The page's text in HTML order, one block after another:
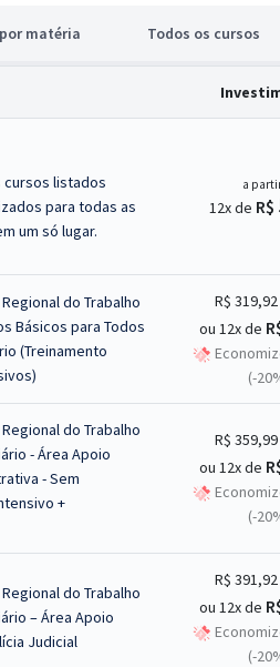
por matéria Todos os cursos
cursos listados
para todas as
um só lugar.
a
12x de R$
Regional do Trabalho
Básicos para Todos
(Treinamento
R$ 319,92
ou 12x de
(-
Regional do Trabalho
- Área Apoio
- Sem
+
R$ 359,99
ou 12x de
(-
Regional do Trabalho
– Área Apoio
Judicial
R$ 391,92
ou 12x de
(-